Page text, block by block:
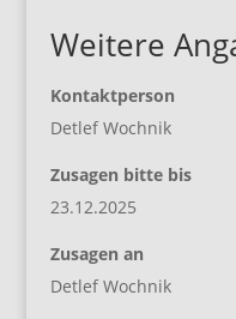
Weitere
Kontaktperson
Detlef Wochnik
Zusagen bitte bis
23.12.2025
Zusagen an
Detlef Wochnik